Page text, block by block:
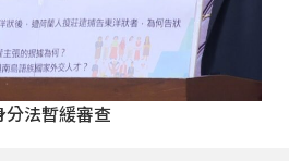
法暫緩審查